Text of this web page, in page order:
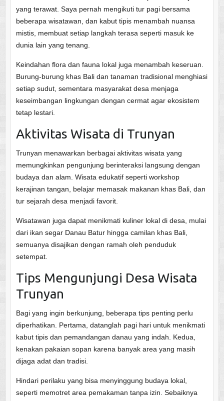
yang terawat. Saya pernah mengikuti tur pagi bersama
beberapa wisatawan, dan kabut tipis menambah nuansa
mistis, membuat setiap langkah terasa seperti masuk ke
dunia lain yang tenang.
Keindahan flora dan fauna lokal juga menambah keseruan.
Burung-burung khas Bali dan tanaman tradisional menghiasi
setiap sudut, sementara masyarakat desa menjaga
keseimbangan lingkungan dengan cermat agar ekosistem
tetap lestari.
Aktivitas Wisata di Trunyan
Trunyan menawarkan berbagai aktivitas wisata yang
memungkinkan pengunjung berinteraksi langsung dengan
budaya dan alam. Wisata edukatif seperti workshop
kerajinan tangan, belajar memasak makanan khas Bali, dan
tur sejarah desa menjadi favorit.
Wisatawan juga dapat menikmati kuliner lokal di desa, mulai
dari ikan segar Danau Batur hingga camilan khas Bali,
semuanya disajikan dengan ramah oleh penduduk
setempat.
Tips Mengunjungi Desa Wisata
Trunyan
Bagi yang ingin berkunjung, beberapa tips penting perlu
diperhatikan. Pertama, datanglah pagi hari untuk menikmati
kabut tipis dan pemandangan danau yang indah. Kedua,
kenakan pakaian sopan karena banyak area yang masih
dijaga adat dan tradisi.
Hindari perilaku yang bisa menyinggung budaya lokal,
seperti memotret area pemakaman tanpa izin. Sebaiknya